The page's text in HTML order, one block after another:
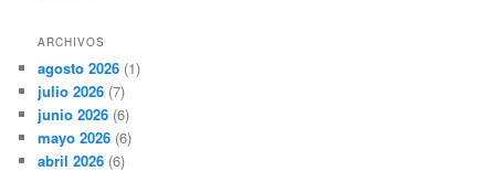
ARCHIVOS
agosto 2026 (1)
julio 2026 (7)
junio 2026 (6)
mayo 2026 (6)
abril 2026 (6)